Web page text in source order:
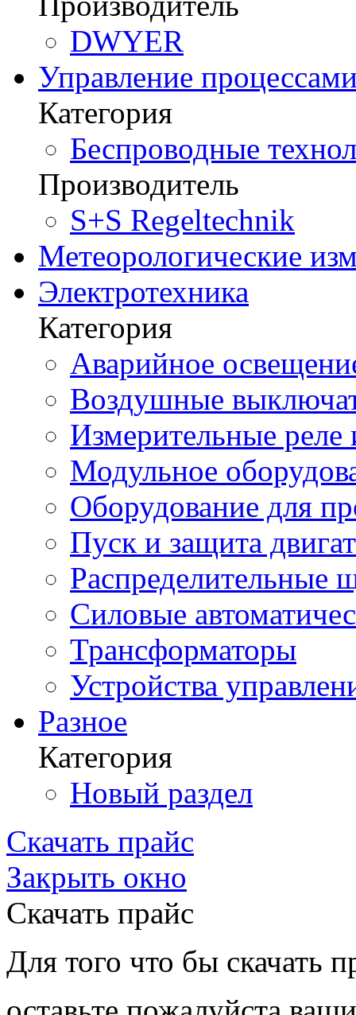
DWYER
Управление
Категория
Беспроводные
Производитель
S+S Regeltechnik
Метеорологические
Электротехника
Категория
Аварийное
Воздушные
Измерительные реле
Модульное
Оборудование для
Пуск и защита
Распределительные
Силовые
Трансформаторы
Устройства
Разное
Категория
Новый раздел
Скачать прайс
Закрыть окно
Скачать прайс
Для того что бы скачать